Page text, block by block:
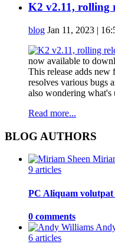
K2 v2.11, rolling
blog Jan 11, 2023 |
now available to
This release adds new
resolves various bugs
also wondering
Read more...
BLOG AUTHORS
9 articles
PC Aliquam
0 comments
6 articles